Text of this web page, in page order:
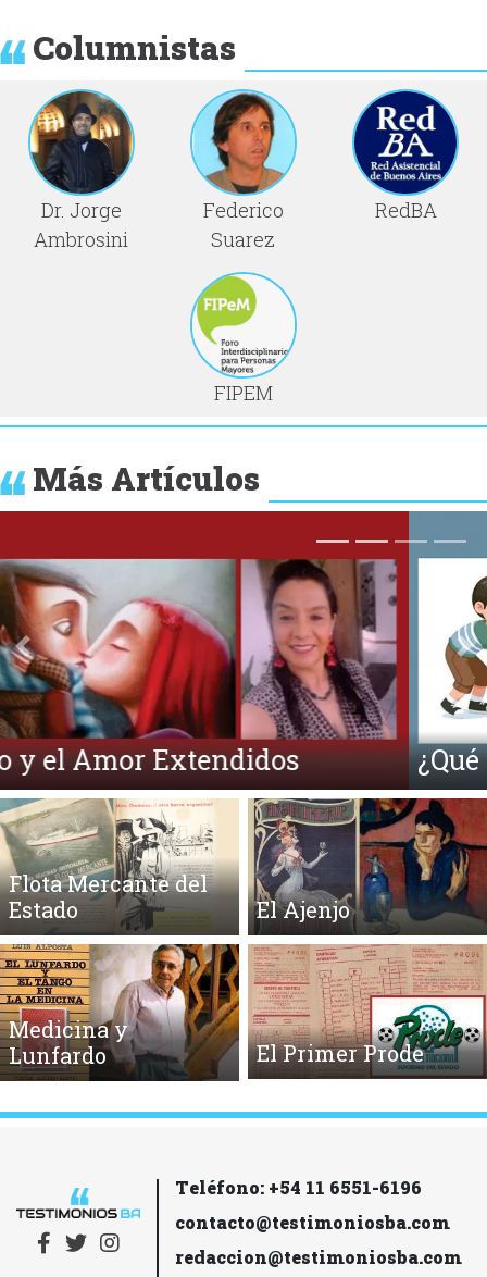
Columnistas
Dr. Jorge
Ambrosini
Federico
Suarez
RedBA
FIPEM
Más Artículos
¿Qué es la Ecpatía?
Anterior
Flota Mercante del
Estado
El Ajenjo
Medicina y
Lunfardo
El Primer Prode
Teléfono: +54 11 6551-6196
contacto@testimoniosba.com
redaccion@testimoniosba.com